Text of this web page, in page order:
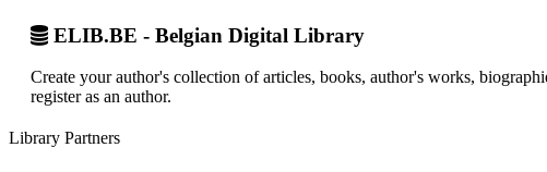
ELIB.BE - Belgian Digital Library
Create your author's collection of articles, books, author's works,
register as an author.
Library Partners